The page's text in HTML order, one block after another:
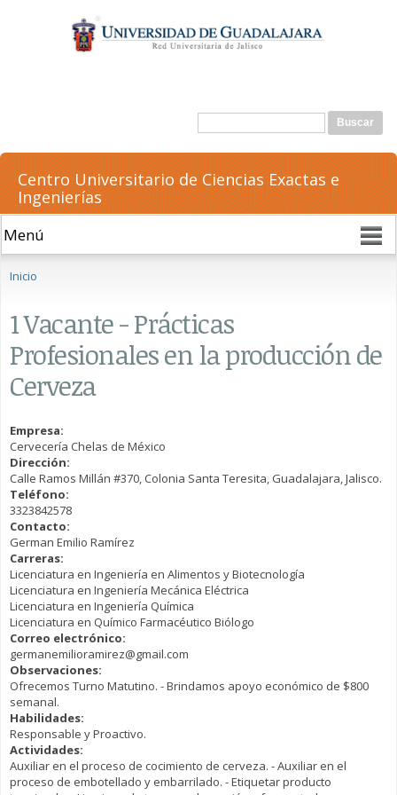
contenido
principal
Formulario de búsqueda
Buscar
Centro Universitario de Ciencias Exactas e
Ingenierías
Inicio
1 Vacante - Prácticas
Profesionales en la producción de
Cerveza
Empresa:
Cervecería Chelas de México
Dirección:
Calle Ramos Millán #370, Colonia Santa Teresita, Guadalajara, Jalisco.
Teléfono:
3323842578
Contacto:
German Emilio Ramírez
Carreras:
Licenciatura en Ingeniería en Alimentos y Biotecnología
Licenciatura en Ingeniería Mecánica Eléctrica
Licenciatura en Ingeniería Química
Licenciatura en Químico Farmacéutico Biólogo
Correo electrónico:
germanemilioramirez@gmail.com
Observaciones:
Ofrecemos Turno Matutino. - Brindamos apoyo económico de $800
semanal.
Habilidades:
Responsable y Proactivo.
Actividades:
Auxiliar en el proceso de cocimiento de cerveza. - Auxiliar en el
proceso de embotellado y embarrilado. - Etiquetar producto